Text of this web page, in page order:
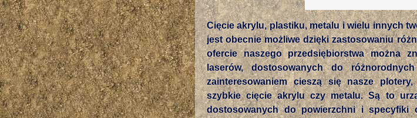
Cięcie akrylu, plastiku, metalu i wielu innych
jest obecnie możliwe dzięki zastosowaniu
ofercie naszego przedsiębiorstwa można
laserów, dostosowanych do
zainteresowaniem cieszą się nasze
szybkie cięcie akrylu czy metalu. Są to
dostosowanych do powierzchni i specyfiki